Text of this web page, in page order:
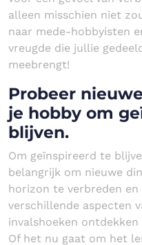
alleen misschien niet
naar mede-hobbyisten
vreugde die jullie
meebrengt!
Probeer
je hobby om
blijven.
Om geïnspireerd te
belangrijk om nieuwe
horizon te verbreden
verschillende aspecten
invalshoeken
Of het nu gaat om het